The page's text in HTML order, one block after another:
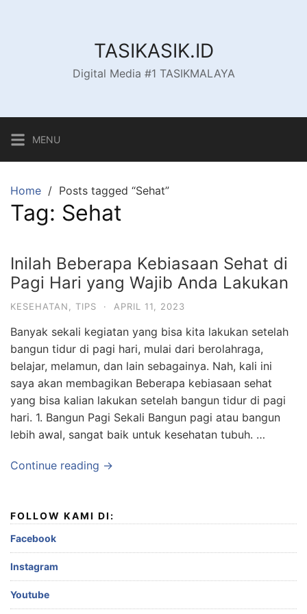
TASIKASIK.ID
Digital Media #1 TASIKMALAYA
MENU
Home Posts tagged “Sehat”
Tag: Sehat
Inilah Beberapa Kebiasaan Sehat di
Pagi Hari yang Wajib Anda Lakukan
KESEHATAN TIPS · APRIL 11, 2023
Banyak sekali kegiatan yang bisa kita lakukan setelah
bangun tidur di pagi hari, mulai dari berolahraga,
belajar, melamun, dan lain sebagainya. Nah, kali ini
saya akan membagikan Beberapa kebiasaan sehat
yang bisa kalian lakukan setelah bangun tidur di pagi
hari. 1. Bangun Pagi Sekali Bangun pagi atau bangun
lebih awal, sangat baik untuk kesehatan tubuh. …
Continue reading →
FOLLOW KAMI DI:
Facebook
Instagram
Youtube